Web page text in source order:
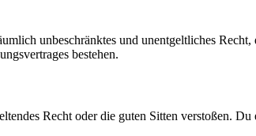
unbeschränktes und unentgeltliches
bestehen.
Recht oder die guten Sitten verstoßen.